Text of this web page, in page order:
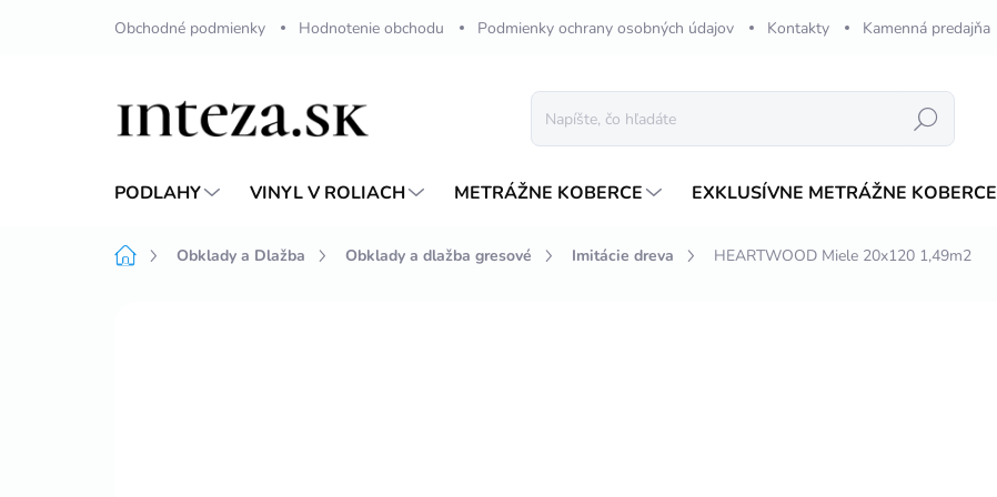
Obchodné podmienky Hodnotenie obchodu Podmienky ochrany osobných údajov Kontakty Kamenná predajňa
Hľadať
PODLAHY VINYL V ROLIACH METRÁŽNE KOBERCE EXKLUSÍVNE METRÁŽNE KOBERCE
DomovObklady a Dlažba Obklady a dlažba gresové Imitácie dreva HEARTWOOD Miele 20x120 1,49m2